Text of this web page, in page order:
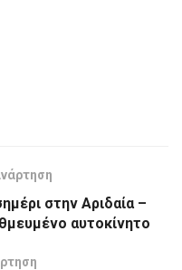
στην Αριδαία –
αυτοκίνητο